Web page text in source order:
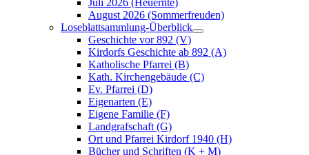
Juli 2026 (Heuernte)
August 2026 (Sommerfreuden)
Loseblattsammlung-Überblick
Geschichte vor 892 (V)
Kirdorfs Geschichte ab 892 (A)
Katholische Pfarrei (B)
Kath. Kirchengebäude (C)
Ev. Pfarrei (D)
Eigenarten (E)
Eigene Familie (F)
Landgrafschaft (G)
Ort und Pfarrei Kirdorf 1940 (H)
Bücher und Schriften (K + M)